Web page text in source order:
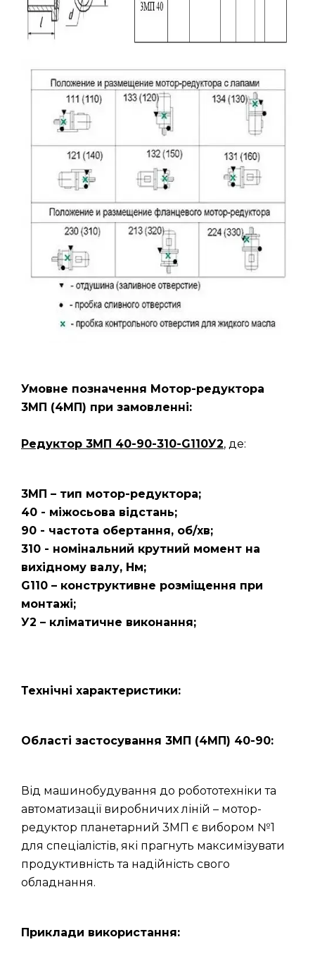
Умовне позначення Мотор-редуктора
3МП (4МП) при замовленні:
Редуктор 3МП 40-90-310-G110У2, де:
3МП – тип мотор-редуктора;
40 - міжосьова відстань;
90 - частота обертання, об/хв;
310 - номінальний крутний момент на
вихідному валу, Нм;
G110 – конструктивне розміщення при
монтажі;
У2 – кліматичне виконання;
Технічні характеристики:
Області застосування 3МП (4МП) 40-90:
Від машинобудування до робототехніки та
автоматизації виробничих ліній – мотор-
редуктор планетарний 3МП є вибором №1
для спеціалістів, які прагнуть максимізувати
продуктивність та надійність свого
обладнання.
Приклади використання: